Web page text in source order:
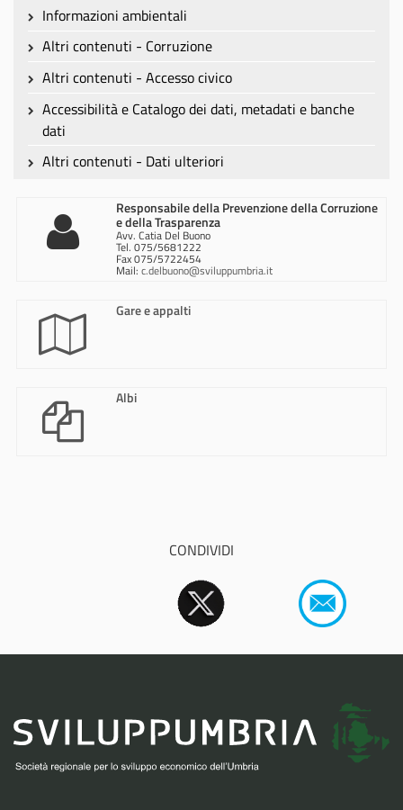
Informazioni ambientali
Altri contenuti - Corruzione
Altri contenuti - Accesso civico
Accessibilità e Catalogo dei dati, metadati e banche
dati
Altri contenuti - Dati ulteriori
Responsabile della Prevenzione della Corruzione
e della Trasparenza
Avv. Catia Del Buono
Tel. 075/5681222
Fax 075/5722454
Mail: c.delbuono@sviluppumbria.it
Gare e appalti
Albi
CONDIVIDI